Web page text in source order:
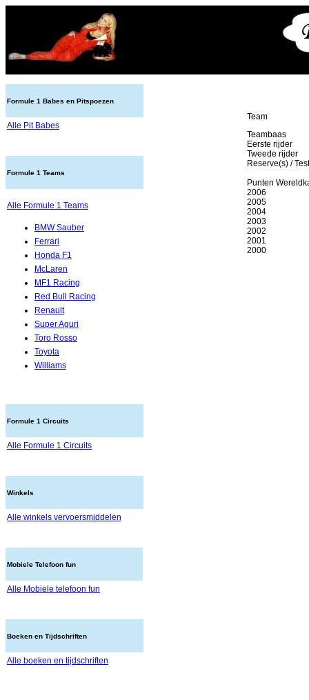
Formule 1 Babes en Pitspoezen
Alle Pit Babes
Formule 1 Teams
Alle Formule 1 Teams
BMW Sauber
Ferrari
Honda F1
McLaren
MF1 Racing
Red Bull Racing
Renault
Super Aguri
Toro Rosso
Toyota
Williams
Formule 1 Circuits
Alle Formule 1 Circuits
Winkels
Alle winkels vervoersmiddelen
Mobiele Telefoon fun
Alle Mobiele telefoon fun
Boeken en Tijdschriften
Alle boeken en tijdschriften
Team
Teambaas
Eerste rijder
Tweede rijder
Reserve(s) /
Punten
2006
2005
2004
2003
2002
2001
2000